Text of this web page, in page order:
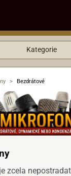
> Bezdrátové
zcela
Kategorie